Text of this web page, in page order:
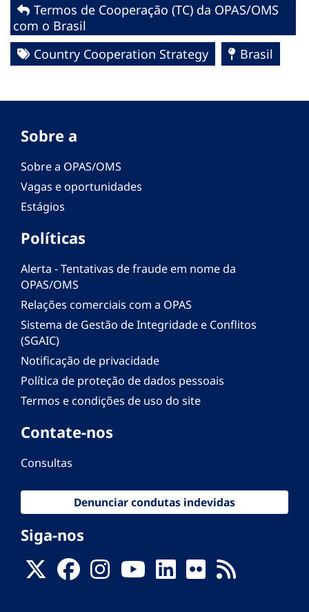
Termos de Cooperação (TC) da OPAS/OMS
com o Brasil
Country Cooperation Strategy
Brasil
Sobre a
Sobre a OPAS/OMS
Vagas e oportunidades
Estágios
Políticas
Alerta - Tentativas de fraude em nome da
OPAS/OMS
Relações comerciais com a OPAS
Sistema de Gestão de Integridade e Conflitos
(SGAIC)
Notificação de privacidade
Política de proteção de dados pessoais
Termos e condições de uso do site
Contate-nos
Consultas
Denunciar condutas indevidas
Siga-nos